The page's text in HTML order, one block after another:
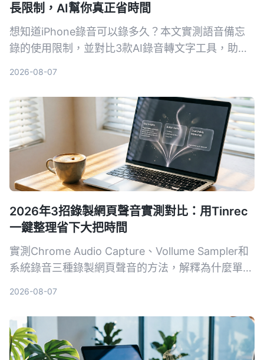
長限制，AI幫你真正省時間
想知道iPhone錄音可以錄多久？本文實測語音備忘
錄的使用限制，並對比3款AI錄音轉文字工具，助你
2026-08-07
2026年3招錄製網頁聲音實測對比：用Tinrec
一鍵整理省下大把時間
實測Chrome Audio Capture、Vollume Sampler和
系統錄音三種錄製網頁聲音的方法，解釋為什麼單純
2026-08-07